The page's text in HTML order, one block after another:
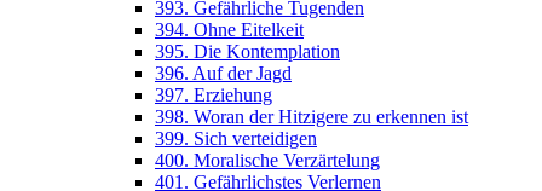
393. Gefährliche Tugenden
394. Ohne Eitelkeit
395. Die Kontemplation
396. Auf der Jagd
397. Erziehung
398. Woran der Hitzigere zu erkennen ist
399. Sich verteidigen
400. Moralische Verzärtelung
401. Gefährlichstes Verlernen